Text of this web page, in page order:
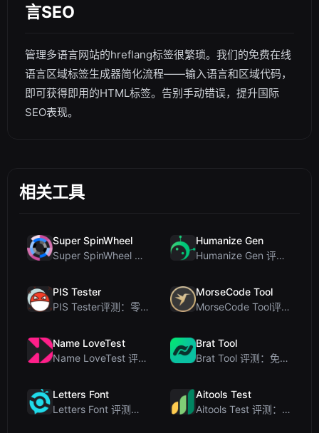
言SEO
管理多语言网站的hreflang标签很繁琐。我们的免费在线
语言区域标签生成器简化流程——输入语言和区域代码，
即可获得即用的HTML标签。告别手动错误，提升国际
SEO表现。
相关工具
Super SpinWheel
Super SpinWheel 评测：隐私优先的免费转盘随机选择工具
Humanize Gen
Humanize Gen 评测：深入探讨这款免费的 AI 人性化工具
PIS Tester
PIS Tester评测：零AI的友谊测试，揭露假朋友
MorseCode Tool
MorseCode Tool评测：带音频和灯光的免费在线文本转摩斯密码转换器
Name LoveTest
Name LoveTest 评测：一款优先保护隐私的爱情计算器，支持生成可分享图片
Brat Tool
Brat Tool 评测：免费在线 Charli XCX 风格 Brat 文字生成器
Letters Font
Letters Font 评测：免费 Unicode 字体生成器，适用于 Instagram 及更多...
Aitools Test
Aitools Test 评测：免费的基于浏览器的 AI 检测器、Token 计数器及成本估算器